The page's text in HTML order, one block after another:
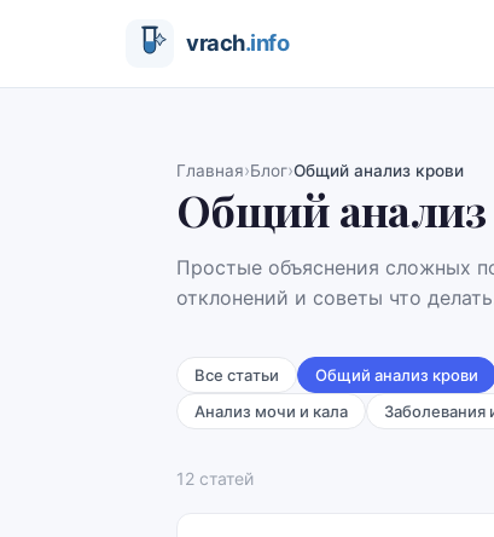
Главная›Блог›Общий анализ крови
Общий анализ
Простые объяснения сложных
отклонений и советы что
Все статьи Общий анализ крови
Анализ мочи и кала
Заболевания
12 статей